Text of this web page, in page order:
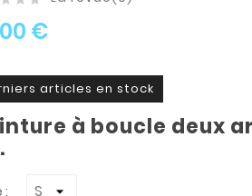
€
articles en stock
à boucle deux
: